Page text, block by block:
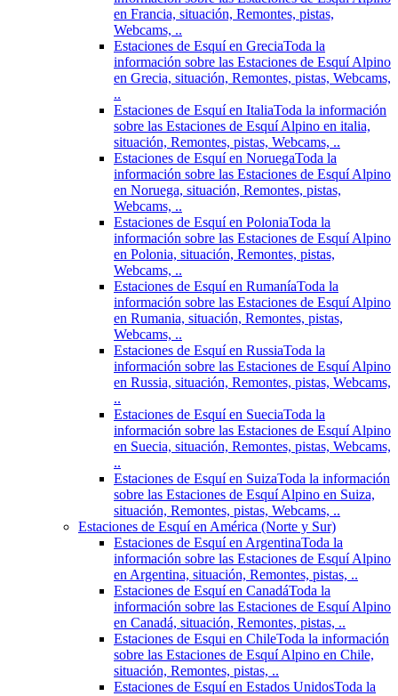
en Francia, situación, Remontes, pistas,
Webcams, ..
Estaciones de Esquí en GreciaToda la
información sobre las Estaciones de Esquí Alpino
en Grecia, situación, Remontes, pistas, Webcams,
..
Estaciones de Esquí en ItaliaToda la información
sobre las Estaciones de Esquí Alpino en italia,
situación, Remontes, pistas, Webcams, ..
Estaciones de Esquí en NoruegaToda la
información sobre las Estaciones de Esquí Alpino
en Noruega, situación, Remontes, pistas,
Webcams, ..
Estaciones de Esquí en PoloniaToda la
información sobre las Estaciones de Esquí Alpino
en Polonia, situación, Remontes, pistas,
Webcams, ..
Estaciones de Esquí en RumaníaToda la
información sobre las Estaciones de Esquí Alpino
en Rumania, situación, Remontes, pistas,
Webcams, ..
Estaciones de Esquí en RussiaToda la
información sobre las Estaciones de Esquí Alpino
en Russia, situación, Remontes, pistas, Webcams,
..
Estaciones de Esquí en SueciaToda la
información sobre las Estaciones de Esquí Alpino
en Suecia, situación, Remontes, pistas, Webcams,
..
Estaciones de Esquí en SuizaToda la información
sobre las Estaciones de Esquí Alpino en Suiza,
situación, Remontes, pistas, Webcams, ..
Estaciones de Esquí en América (Norte y Sur)
Estaciones de Esquí en ArgentinaToda la
información sobre las Estaciones de Esquí Alpino
en Argentina, situación, Remontes, pistas, ..
Estaciones de Esquí en CanadáToda la
información sobre las Estaciones de Esquí Alpino
en Canadá, situación, Remontes, pistas, ..
Estaciones de Esqui en ChileToda la información
sobre las Estaciones de Esquí Alpino en Chile,
situación, Remontes, pistas, ..
Estaciones de Esquí en Estados UnidosToda la